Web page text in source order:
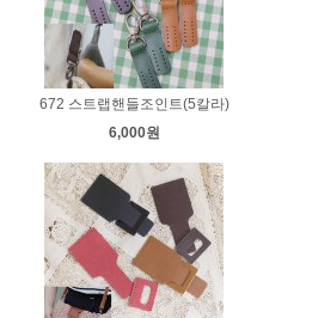
672 스트랩핸들조인트(5칼라)
6,000원